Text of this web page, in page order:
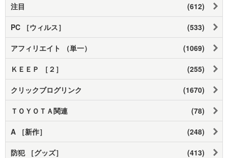
注目 (612)
PC ［ウィルス］ (533)
アフィリエイト （単一） (1069)
ＫＥＥＰ ［２］ (255)
クリックブログリンク (1670)
ＴＯＹＯＴＡ関連 (78)
A ［新作］ (248)
防犯 ［グッズ］ (413)